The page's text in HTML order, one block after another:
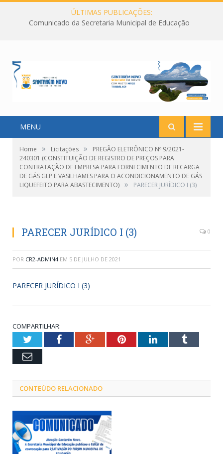
ÚLTIMAS PUBLICAÇÕES:
Comunicado da Secretaria Municipal de Educação
MENU
Home » Licitações »
PREGÃO ELETRÔNICO Nº 9/2021-
240301 (CONSTITUIÇÃO DE REGISTRO DE PREÇOS PARA
CONTRATAÇÃO DE EMPRESA PARA FORNECIMENTO DE RECARGA
DE GÁS GLP E VASILHAMES PARA O ACONDICIONAMENTO DE GÁS
LIQUEFEITO PARA ABASTECIMENTO) » PARECER JURÍDICO I (3)
PARECER JURÍDICO I (3) 0
POR CR2-ADMIN4 EM 5 DE JULHO DE 2021
PARECER JURÍDICO I (3)
COMPARTILHAR:
TwitterFacebookGoogle+PinterestLinkedInTumblr
Email
CONTEÚDO RELACIONADO